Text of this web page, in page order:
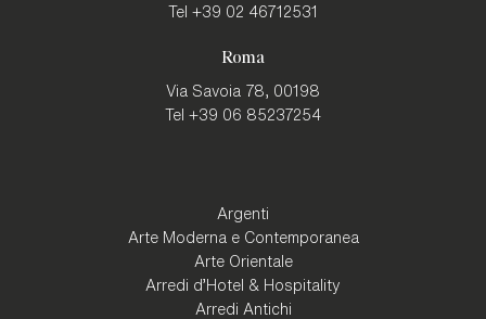
Tel +39 02 46712531
Roma
Via Savoia 78, 00198
Tel +39 06 85237254
Argenti
Arte Moderna e Contemporanea
Arte Orientale
Arredi d'Hotel & Hospitality
Arredi Antichi